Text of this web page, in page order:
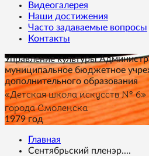
Видеогалерея
Наши достижения
Часто задаваемые вопросы
Контакты
Управление культуры
муниципальное бюджетное
дополнительного образования
«Детская школа искусств № 6»
города Смоленска
1979 год
Главная
Сентябрьский пленэр....